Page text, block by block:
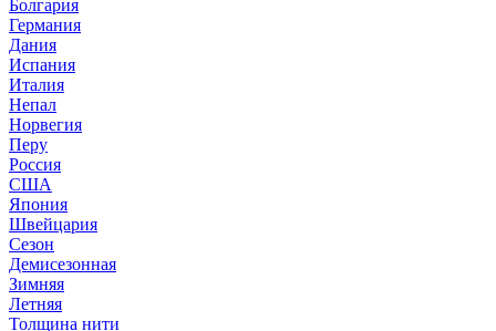
Болгария
Германия
Дания
Испания
Италия
Непал
Норвегия
Перу
Россия
США
Япония
Швейцария
Сезон
Демисезонная
Зимняя
Летняя
Толщина нити